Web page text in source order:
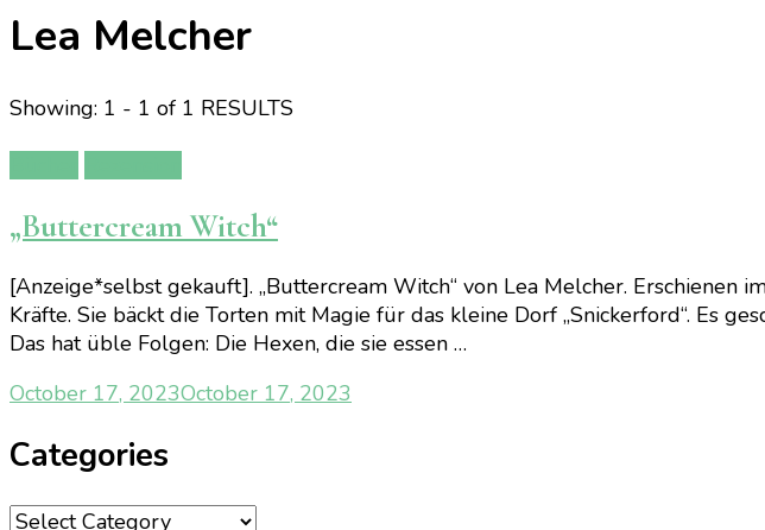
Lea Melcher
Showing: 1 - 1 of 1 RESULTS
„Buttercream Witch“
[Anzeige*selbst gekauft]. „Buttercream Witch“ von Lea Melcher. Erschienen
Kräfte. Sie bäckt die Torten mit Magie für das kleine Dorf „Snickerford“. Es
Das hat üble Folgen: Die Hexen, die sie essen …
October 17, 2023October 17, 2023
Categories
Categories